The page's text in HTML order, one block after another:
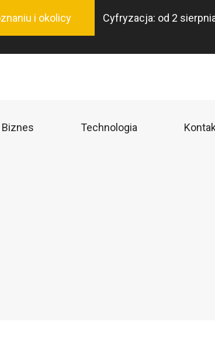
i okolicy Cyfryzacja: od 2
Biznes Technologia